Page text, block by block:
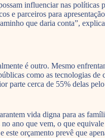
influenciar nas
e parceiros para
que daria conta”,
é outro. Mesmo
como as tecnologias
parte cerca de 55% delas
vida digna para as
ano que vem, o que
este orçamento prevê que